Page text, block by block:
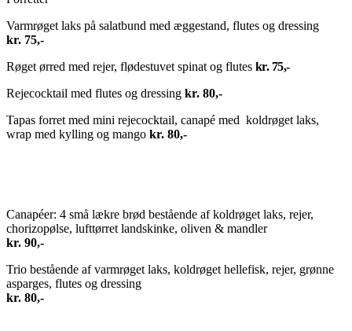
Varmrøget laks på salatbund med æggestand, flutes og dressing
kr. 75,-
Røget ørred med rejer, flødestuvet spinat og flutes kr. 75,-
Rejecocktail med flutes og dressing kr. 80,-
Tapas forret med mini rejecocktail, canapé med koldrøget laks,
wrap med kylling og mango kr. 80,-
Canapéer: 4 små lækre brød bestående af koldrøget laks, rejer,
chorizopølse, lufttørret landskinke, oliven & mandler
kr. 90,-
Trio bestående af varmrøget laks, koldrøget hellefisk, rejer, grønne
asparges, flutes og dressing
kr. 80,-